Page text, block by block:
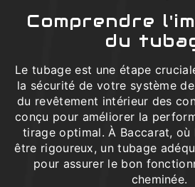
Comprendre
du
Le tubage est une étape
la sécurité de votre système
du revêtement intérieur des
conçu pour améliorer la
tirage optimal. À Baccarat, où
être rigoureux, un tubage
pour assurer le bon
cheminée.